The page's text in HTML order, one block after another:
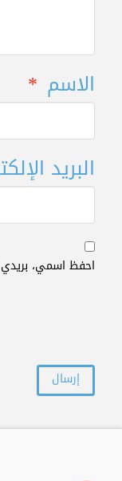
الاسم *
البريد
احفظ اسمي، بريدي